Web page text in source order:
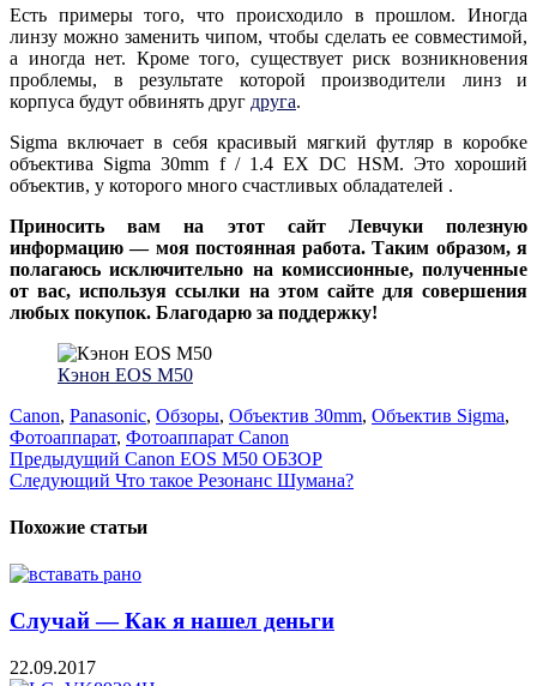
Есть примеры того, что происходило в прошлом. Иногда
линзу можно заменить чипом, чтобы сделать ее совместимой,
а иногда нет. Кроме того, существует риск возникновения
проблемы, в результате которой производители линз и
корпуса будут обвинять друг друга.
Sigma включает в себя красивый мягкий футляр в коробке
объектива Sigma 30mm f / 1.4 EX DC HSM. Это хороший
объектив, у которого много счастливых обладателей .
Приносить вам на этот сайт Левчуки полезную
информацию — моя постоянная работа. Таким образом, я
полагаюсь исключительно на комиссионные, полученные
от вас, используя ссылки на этом сайте для совершения
любых покупок. Благодарю за поддержку!
Кэнон EOS M50
Canon, Panasonic, Обзоры, Объектив 30mm, Объектив Sigma,
Фотоаппарат, Фотоаппарат Canon
Навигация
по
записям
Предыдущий Canon EOS M50 ОБЗОР
Следующий Что такое Резонанс Шумана?
Похожие статьи
Случай — Как я нашел деньги
22.09.2017